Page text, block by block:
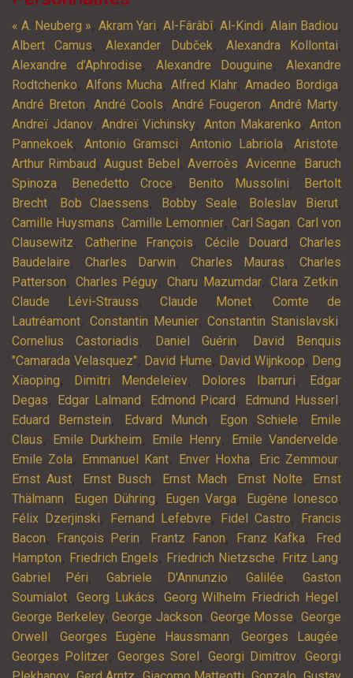
« A. Neuberg », Akram Yari, Al-Fârâbî, Al-Kindi, Alain Badiou,
Albert Camus,Alexander Dubček, Alexandra Kollontai,
Alexandre d’Aphrodise, Alexandre Douguine, Alexandre
Rodtchenko, Alfons Mucha,Alfred Klahr,Amadeo Bordiga,
André Breton, André Cools, André Fougeron, André Marty,
Andreï Jdanov, Andreï Vichinsky, Anton Makarenko, Anton
Pannekoek,Antonio Gramsci, Antonio Labriola,Aristote,
Arthur Rimbaud ,August Bebel , Averroès, Avicenne, Baruch
Spinoza, Benedetto Croce, Benito Mussolini,
Bertolt
Brecht, Bob Claessens, Bobby Seale, Boleslav Bierut,
Camille Huysmans,Camille Lemonnier, Carl Sagan, Carl von
Clausewitz,Catherine François,Cécile Douard ,Charles
Baudelaire, Charles Darwin, Charles Mauras, Charles
Patterson, Charles Péguy,Charu Mazumdar,Clara Zetkin,
Claude Lévi-Strauss,Claude Monet,Comte de
Lautréamont, Constantin Meunier,Constantin Stanislavski,
Cornelius Castoriadis, Daniel Guérin,
David Benquis
"Camarada Velasquez", David Hume, David Wijnkoop, Deng
Xiaoping, Dimitri Mendeleïev, Dolores Ibarruri,
Edgar
Degas, Edgar Lalmand , Edmond Picard , Edmund Husserl ,
Eduard Bernstein, Edvard Munch, Egon Schiele,
Emile
Claus, Emile Durkheim, Emile Henry, Emile Vandervelde,
Emile Zola, Emmanuel Kant, Enver Hoxha, Eric Zemmour,
Ernst Aust, Ernst Busch, Ernst Mach, Ernst Nolte,
Ernst
Thälmann, Eugen Dühring, Eugen Varga, Eugène Ionesco,
Félix Dzerjinski, Fernand Lefebvre, Fidel Castro,
Francis
Bacon, François Perin, Frantz Fanon, Franz Kafka,
Fred
Hampton, Friedrich Engels, Friedrich Nietzsche, Fritz Lang,
Gabriel Péri,Gabriele D'Annunzio,Galilée,Gaston
Soumialot, Georg Lukács, Georg Wilhelm Friedrich Hegel ,
George Berkeley,George Jackson, George Mosse,George
Orwell , Georges Eugène Haussmann,Georges Laugée,
Georges Politzer, Georges Sorel , Georgi Dimitrov, Georgi